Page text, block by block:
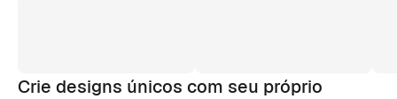
Crie designs únicos com seu próprio